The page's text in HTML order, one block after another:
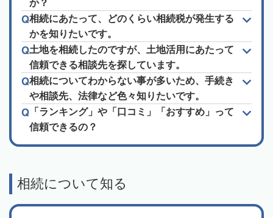
か？
相続にあたって、どのくらい相続税が発生する
かを知りたいです。
土地を相続したのですが、土地活用にあたって
信頼できる相談先を探しています。
相続についてわからない事が多いため、手続き
や相談先、法律など色々知りたいです。
「ランキング」や「口コミ」「おすすめ」って
信頼できるの？
相続について知る